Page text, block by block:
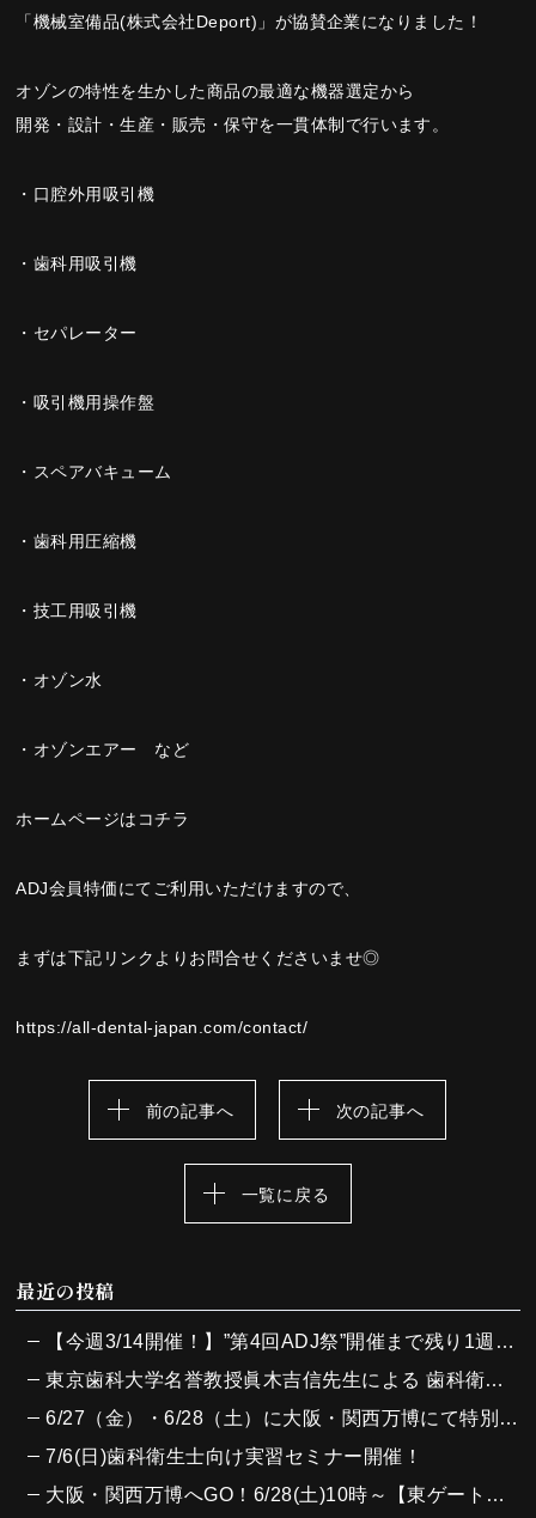
「機械室備品(株式会社Deport)」が協賛企業になりました！
オゾンの特性を生かした商品の最適な機器選定から
開発・設計・生産・販売・保守を一貫体制で行います。
・口腔外用吸引機
・歯科用吸引機
・セパレーター
・吸引機用操作盤
・スペアバキューム
・歯科用圧縮機
・技工用吸引機
・オゾン水
・オゾンエアー など
ホームページはコチラ
ADJ会員特価にてご利用いただけますので、
まずは下記リンクよりお問合せくださいませ◎
https://all-dental-japan.com/contact/
前の記事へ 次の記事へ
一覧に戻る
最近の投稿
【今週3/14開催！】”第4回ADJ祭”開催まで残り1週間となりました！
東京歯科大学名誉教授眞木吉信先生による 歯科衛生士向け実習セミナーを7/6（日）に開催しました！
6/27（金）・6/28（土）に大阪・関西万博にて特別イベントを開催し、大変多くの方々にご参加いただきました！
7/6(日)歯科衛生士向け実習セミナー開催！
大阪・関西万博へGO！6/28(土)10時～【東ゲート入ってすぐ】大阪ヘルスケアパビリオンにて主催のJ-SupportとADJが強力タッグで特別な1日を届けます！